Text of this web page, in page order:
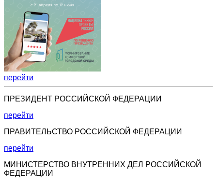
перейти
ПРЕЗИДЕНТ РОССИЙСКОЙ ФЕДЕРАЦИИ
перейти
ПРАВИТЕЛЬСТВО РОССИЙСКОЙ ФЕДЕРАЦИИ
перейти
МИНИСТЕРСТВО ВНУТРЕННИХ ДЕЛ РОССИЙСКОЙ
ФЕДЕРАЦИИ